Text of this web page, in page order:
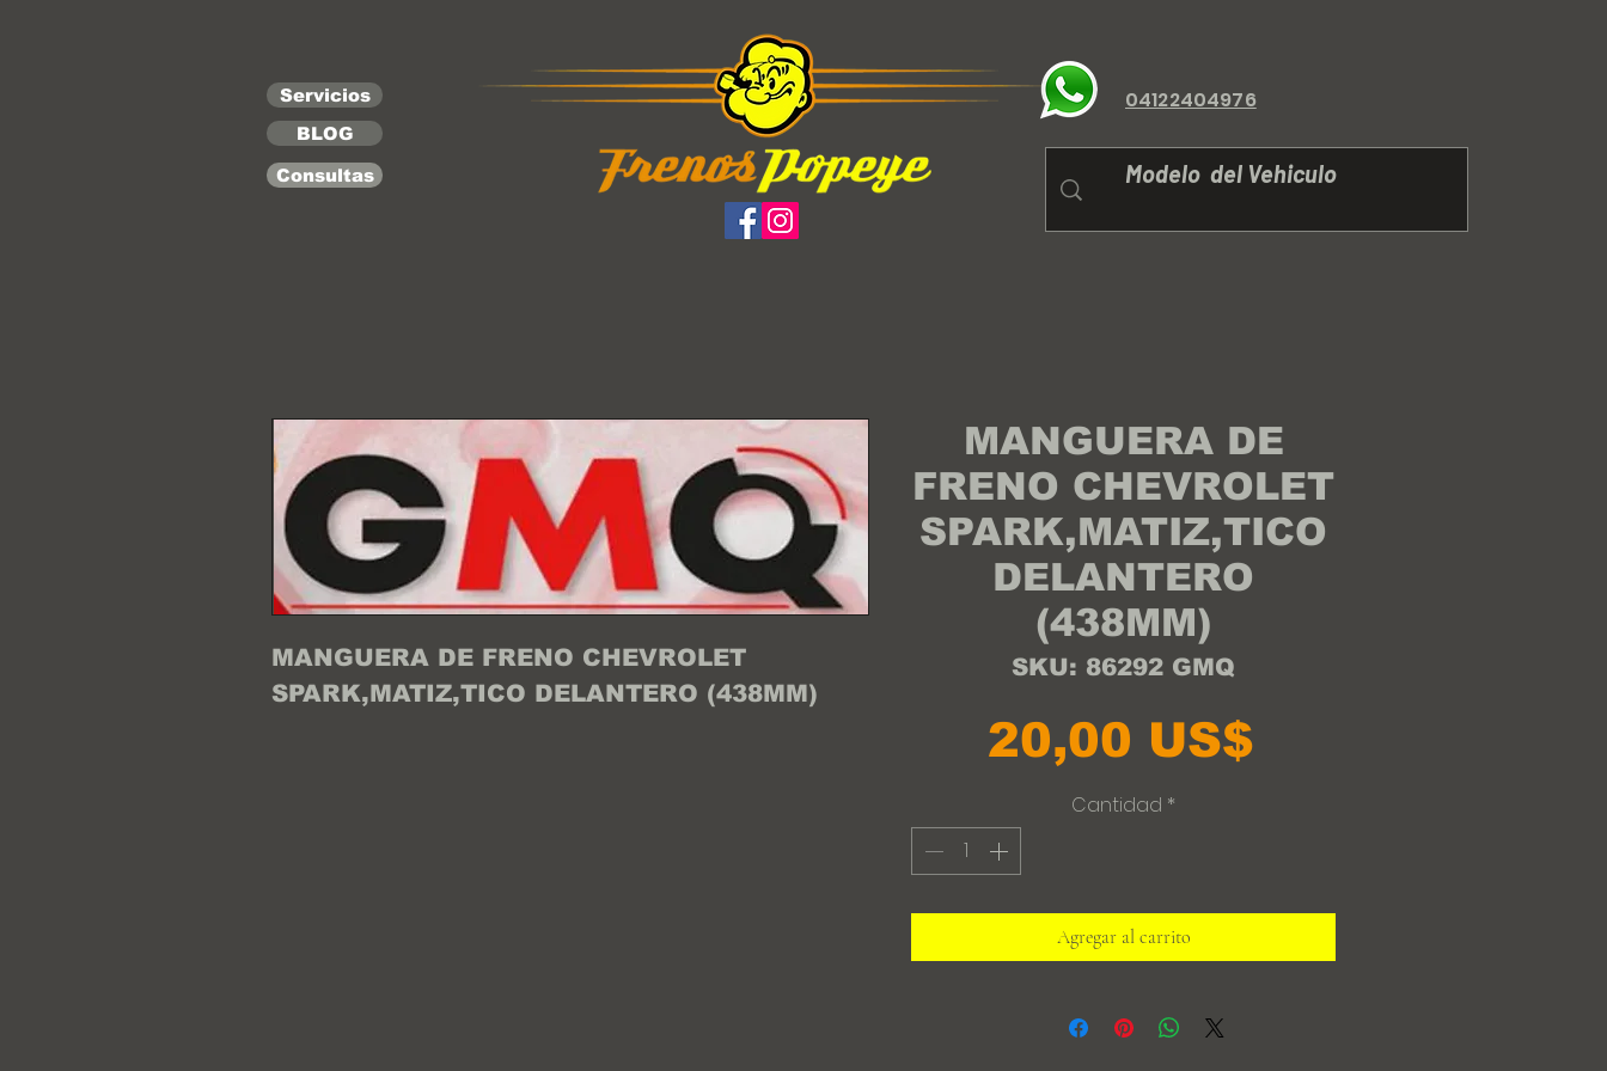
Servicios
BLOG
Consultas
04122404976
MANGUERA DE FRENO CHEVROLET
SPARK,MATIZ,TICO DELANTERO (438MM)
MANGUERA DE
FRENO CHEVROLET
SPARK,MATIZ,TICO
DELANTERO
(438MM)
SKU: 86292 GMQ
20,00 US$Precio
Cantidad *
Agregar al carrito